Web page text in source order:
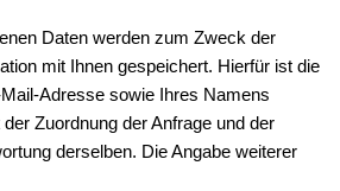
Daten werden zum Zweck der
mit Ihnen gespeichert. Hierfür ist die
Adresse sowie Ihres Namens
Zuordnung der Anfrage und der
derselben. Die Angabe weiterer